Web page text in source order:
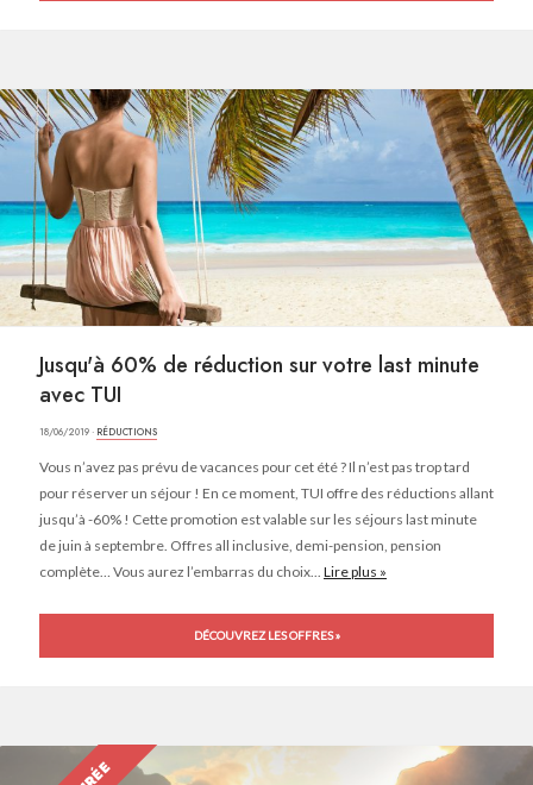
Jusqu'à 60% de réduction sur votre last minute
avec TUI
18/06/2019 · RÉDUCTIONS
Vous n’avez pas prévu de vacances pour cet été ? Il n’est pas trop tard
pour réserver un séjour ! En ce moment, TUI offre des réductions allant
jusqu’à -60% ! Cette promotion est valable sur les séjours last minute
de juin à septembre. Offres all inclusive, demi-pension, pension
complète… Vous aurez l’embarras du choix... Lire plus »
DÉCOUVREZ LES OFFRES »